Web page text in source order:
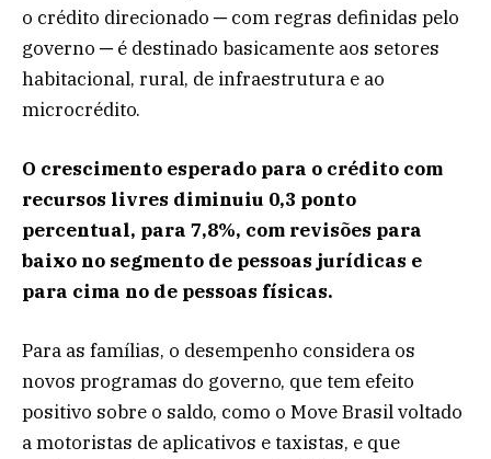
o crédito direcionado ─ com regras definidas pelo
governo ─ é destinado basicamente aos setores
habitacional, rural, de infraestrutura e ao
microcrédito.
O crescimento esperado para o crédito com
recursos livres diminuiu 0,3 ponto
percentual, para 7,8%, com revisões para
baixo no segmento de pessoas jurídicas e
para cima no de pessoas físicas.
Para as famílias, o desempenho considera os
novos programas do governo, que tem efeito
positivo sobre o saldo, como o Move Brasil voltado
a motoristas de aplicativos e taxistas, e que